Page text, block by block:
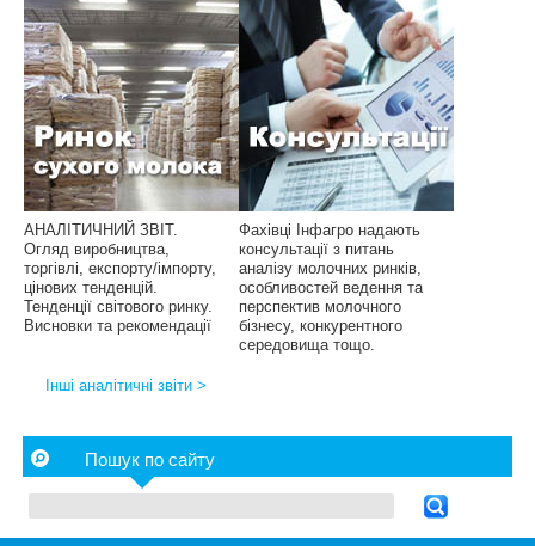
АНАЛІТИЧНИЙ ЗВІТ.
Огляд виробництва,
торгівлі, експорту/імпорту,
цінових тенденцій.
Тенденції світового ринку.
Висновки та рекомендації
Фахівці Інфагро надають
консультації з питань
аналізу молочних ринків,
особливостей ведення та
перспектив молочного
бізнесу, конкурентного
середовища тощо.
Інші аналітичні звіти >
Пошук по сайту